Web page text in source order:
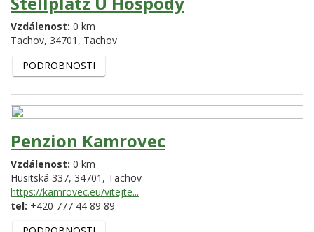
Vzdálenost: 0 km
Tachov, 34701, Tachov
PODROBNOSTI
Penzion Kamrovec
Vzdálenost: 0 km
Husitská 337, 34701, Tachov
https://kamrovec.eu/vitejte...
tel: +420 777 44 89 89